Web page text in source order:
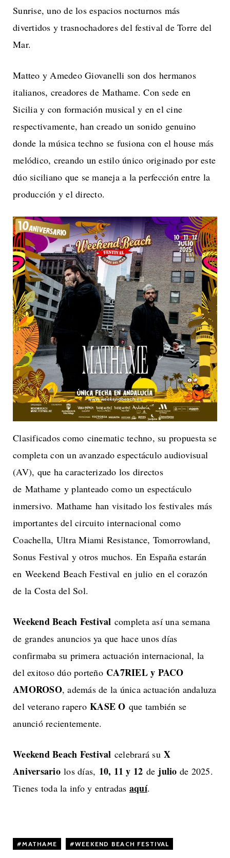
Sunrise, uno de los espacios nocturnos más
divertidos y trasnochadores del festival de Torre del
Mar.
Matteo y Amedeo Giovanelli son dos hermanos
italianos, creadores de Mathame. Con sede en
Sicilia y con formación musical y en el cine
respectivamente, han creado un sonido genuino
donde la música techno se fusiona con el house más
melódico, creando un estilo único originado por este
dúo siciliano que se maneja a la perfección entre la
producción y el directo.
Clasificados como cinematic techno, su propuesta se
completa con un avanzado espectáculo audiovisual
(AV), que ha caracterizado los directos
de Mathame y planteado como un espectáculo
inmersivo. Mathame han visitado los festivales más
importantes del circuito internacional como
Coachella, Ultra Miami Resistance, Tomorrowland,
Sonus Festival y otros muchos. En España estarán
en Weekend Beach Festival en julio en el corazón
de la Costa del Sol.
Weekend Beach Festival completa así una semana
de grandes anuncios ya que hace unos días
confirmaba su primera actuación internacional, la
del exitoso dúo porteñoCA7RIEL y PACO
AMOROSO, además de la única actuación andaluza
del veterano rapero KASE O que también se
anunció recientemente.
Weekend Beach Festival celebrará su X
Aniversariolos días, 10, 11 y 12 de julio de 2025.
Tienes toda la info y entradas aquí.
MATHAME WEEKEND BEACH FESTIVAL